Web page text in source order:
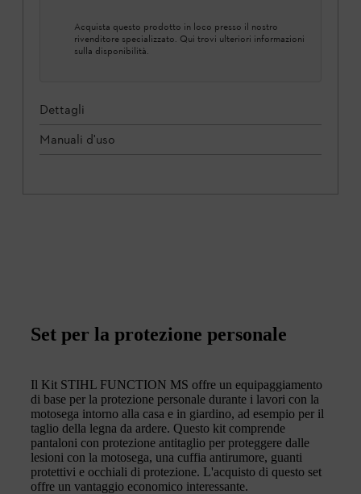
Acquista questo prodotto in loco presso il nostro
rivenditore specializzato. Qui trovi ulteriori informazioni
sulla disponibilità.
Dettagli
Manuali d'uso
Set per la protezione personale
Il Kit STIHL FUNCTION MS offre un equipaggiamento
di base per la protezione personale durante i lavori con la
motosega intorno alla casa e in giardino, ad esempio per il
taglio della legna da ardere. Questo kit comprende
pantaloni con protezione antitaglio per proteggere dalle
lesioni con la motosega, una cuffia antirumore, guanti
protettivi e occhiali di protezione. L'acquisto di questo set
offre un vantaggio economico interessante.